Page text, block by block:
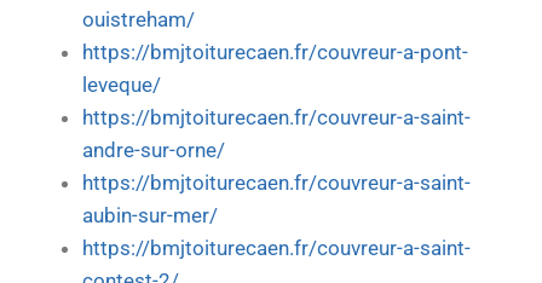
ouistreham/
https://bmjtoiturecaen.fr/couvreur-a-pont-
leveque/
https://bmjtoiturecaen.fr/couvreur-a-saint-
andre-sur-orne/
https://bmjtoiturecaen.fr/couvreur-a-saint-
aubin-sur-mer/
https://bmjtoiturecaen.fr/couvreur-a-saint-